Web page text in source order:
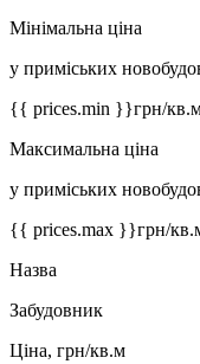
Мінімальна ціна
у приміських
{{ prices.min }}грн/
Максимальна ціна
у приміських
{{ prices.max }}грн/
Назва
Забудовник
Ціна, грн/кв.м